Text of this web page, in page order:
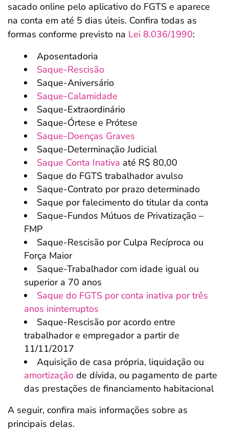
sacado online pelo aplicativo do FGTS e aparece
na conta em até 5 dias úteis. Confira todas as
formas conforme previsto na Lei 8.036/1990:
Aposentadoria
Saque-Rescisão
Saque-Aniversário
Saque-Calamidade
Saque-Extraordinário
Saque-Órtese e Prótese
Saque-Doenças Graves
Saque-Determinação Judicial
Saque Conta Inativa até R$ 80,00
Saque do FGTS trabalhador avulso
Saque-Contrato por prazo determinado
Saque por falecimento do titular da conta
Saque-Fundos Mútuos de Privatização –
FMP
Saque-Rescisão por Culpa Recíproca ou
Força Maior
Saque-Trabalhador com idade igual ou
superior a 70 anos
Saque do FGTS por conta inativa por três
anos ininterruptos
Saque-Rescisão por acordo entre
trabalhador e empregador a partir de
11/11/2017
Aquisição de casa própria, liquidação ou
amortização de dívida, ou pagamento de parte
das prestações de financiamento habitacional
A seguir, confira mais informações sobre as
principais delas.